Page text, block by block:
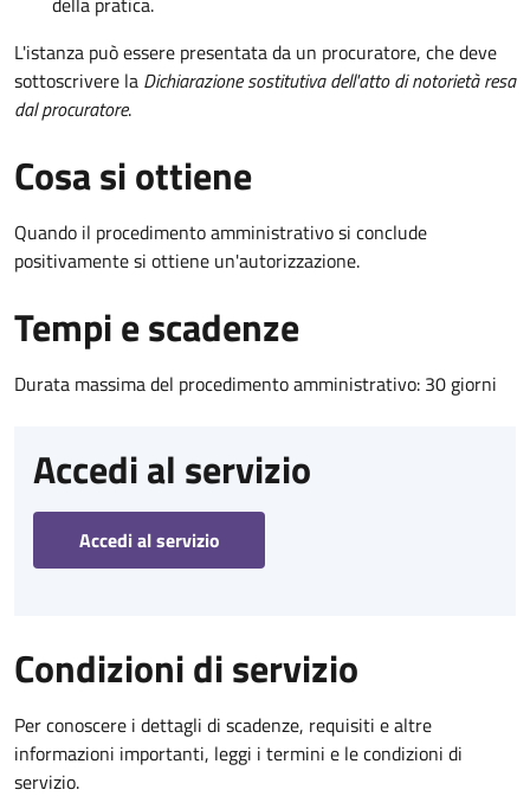
L'istanza può essere presentata da un procuratore, che deve
sottoscrivere la Dichiarazione sostitutiva dell'atto di notorietà resa
dal procuratore.
Cosa si ottiene
Quando il procedimento amministrativo si conclude
positivamente si ottiene un'autorizzazione.
Tempi e scadenze
Durata massima del procedimento amministrativo: 30 giorni
Accedi al servizio
Accedi al servizio
Condizioni di servizio
Per conoscere i dettagli di scadenze, requisiti e altre
informazioni importanti, leggi i termini e le condizioni di
servizio.